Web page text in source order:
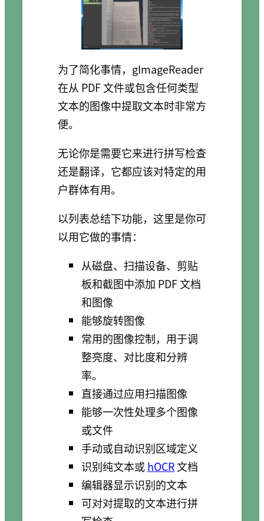
为了简化事情，gImageReader
在从 PDF 文件或包含任何类型
文本的图像中提取文本时非常方
便。
无论你是需要它来进行拼写检查
还是翻译，它都应该对特定的用
户群体有用。
以列表总结下功能，这里是你可
以用它做的事情：
从磁盘、扫描设备、剪贴
板和截图中添加 PDF 文档
和图像
能够旋转图像
常用的图像控制，用于调
整亮度、对比度和分辨
率。
直接通过应用扫描图像
能够一次性处理多个图像
或文件
手动或自动识别区域定义
识别纯文本或hOCR文档
编辑器显示识别的文本
可对对提取的文本进行拼